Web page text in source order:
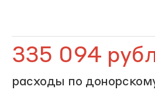
335 094
расходы по